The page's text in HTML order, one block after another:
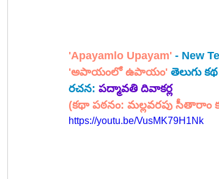
'Apayamlo Upayam' - New
'అపాయంలో ఉపాయం' తెలుగు కథ
రచన: పద్మావతి దివాకర్ల
(కథా పఠనం: మల్లవరపు సీతారాం
https://youtu.be/VusMK79H1Nk